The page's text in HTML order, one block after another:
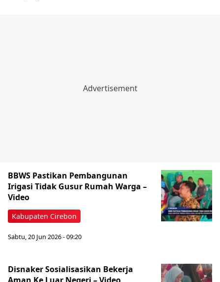
Kabupaten Cirebon
BBWS Pastikan Pembangunan
Irigasi Tidak Gusur Rumah Warga –
Video
Sabtu, 20 Jun 2026 - 09:20
Disnaker Sosialisasikan Bekerja